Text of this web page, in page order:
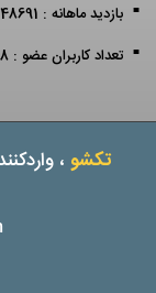
بازدید ماهانه : 148691 نفر
تعداد کاربران عضو : 42348 نفر
تکشو ،